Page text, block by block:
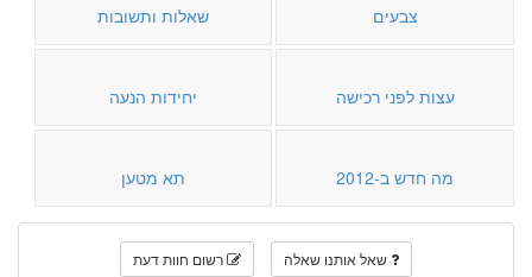
צבעים שאלות ותשובות
עצות לפני רכישה יחידות הנעה
מה חדש ב-2012 תא מטען
שאל אותנו שאלה רשום חוות דעת